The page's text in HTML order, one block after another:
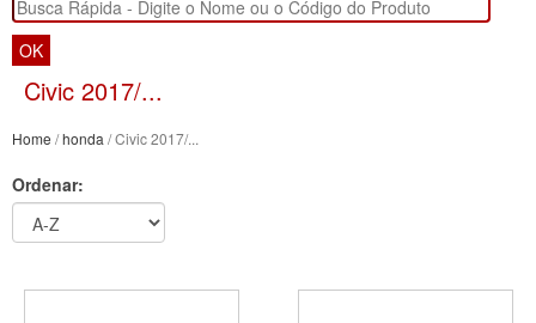
OK
Civic 2017/...
Home /honda / Civic 2017/...
Ordenar: